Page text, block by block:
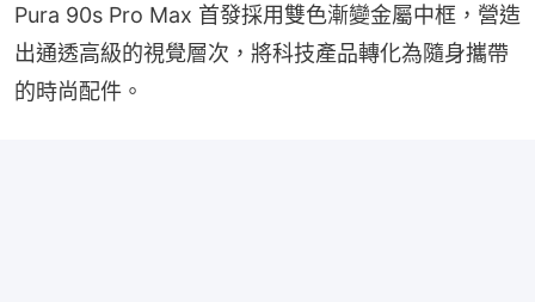
Pura 90s Pro Max 首發採用雙色漸變金屬中框，營造
出通透高級的視覺層次，將科技產品轉化為隨身攜帶
的時尚配件。